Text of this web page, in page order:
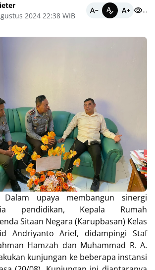
2024 22:38 WIB
...
Dalam upaya membangun sinergi
pendidikan, Kepala Rumah
Sitaan Negara (Karupbasan) Kelas
Andriyanto Arief, didampingi Staf
Hamzah dan Muhammad R. A.
kunjungan ke beberapa instansi